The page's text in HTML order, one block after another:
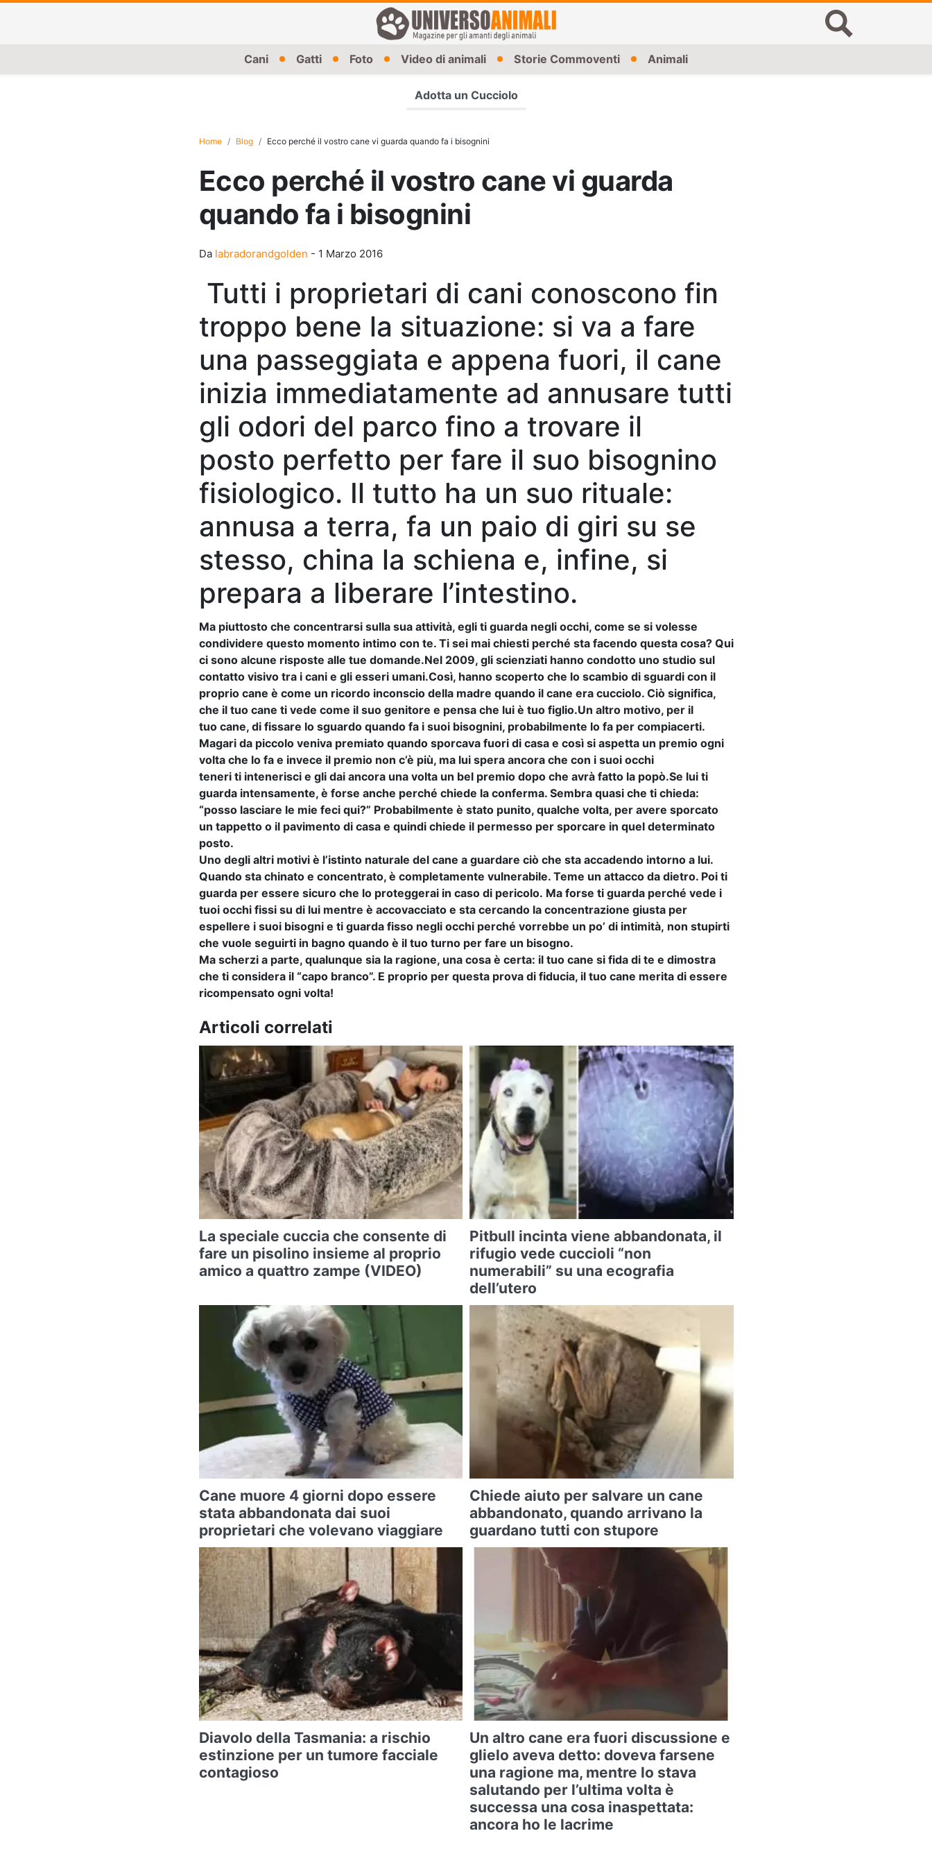
Cani Gatti Foto Video di animali Storie Commoventi Animali
Adotta un Cucciolo
Home Blog Ecco perché il vostro cane vi guarda quando fa i bisognini
Ecco perché il vostro cane vi guarda
quando fa i bisognini
Da labradorandgolden - 1 Marzo 2016
Tutti i proprietari di cani conoscono fin
troppo bene la situazione: si va a fare
una passeggiata e appena fuori, il cane
inizia immediatamente ad annusare tutti
gli odori del parco fino a trovare il
posto perfetto per fare il suo bisognino
fisiologico. Il tutto ha un suo rituale:
annusa a terra, fa un paio di giri su se
stesso, china la schiena e, infine, si
prepara a liberare l’intestino.
Ma piuttosto che concentrarsi sulla sua attività, egli ti guarda negli occhi, come se si volesse
condividere questo momento intimo con te. Ti sei mai chiesti perché sta facendo questa cosa? Qui
ci sono alcune risposte alle tue domande.Nel 2009, gli scienziati hanno condotto uno studio sul
contatto visivo tra i cani e gli esseri umani.Così, hanno scoperto che lo scambio di sguardi con il
proprio cane è come un ricordo inconscio della madre quando il cane era cucciolo. Ciò significa,
che il tuo cane ti vede come il suo genitore e pensa che lui è tuo figlio.Un altro motivo, per il
tuo cane, di fissare lo sguardo quando fa i suoi bisognini, probabilmente lo fa per compiacerti.
Magari da piccolo veniva premiato quando sporcava fuori di casa e così si aspetta un premio ogni
volta che lo fa e invece il premio non c’è più, ma lui spera ancora che con i suoi occhi
teneri ti intenerisci e gli dai ancora una volta un bel premio dopo che avrà fatto la popò.Se lui ti
guarda intensamente, è forse anche perché chiede la conferma. Sembra quasi che ti chieda:
“posso lasciare le mie feci qui?” Probabilmente è stato punito, qualche volta, per avere sporcato
un tappetto o il pavimento di casa e quindi chiede il permesso per sporcare in quel determinato
posto.
Uno degli altri motivi è l’istinto naturale del cane a guardare ciò che sta accadendo intorno a lui.
Quando sta chinato e concentrato, è completamente vulnerabile. Teme un attacco da dietro. Poi ti
guarda per essere sicuro che lo proteggerai in caso di pericolo. Ma forse ti guarda perché vede i
tuoi occhi fissi su di lui mentre è accovacciato e sta cercando la concentrazione giusta per
espellere i suoi bisogni e ti guarda fisso negli occhi perché vorrebbe un po’ di intimità, non stupirti
che vuole seguirti in bagno quando è il tuo turno per fare un bisogno.
Ma scherzi a parte, qualunque sia la ragione, una cosa è certa: il tuo cane si fida di te e dimostra
che ti considera il “capo branco”. E proprio per questa prova di fiducia, il tuo cane merita di essere
ricompensato ogni volta!
Articoli correlati
La speciale cuccia che consente di
fare un pisolino insieme al proprio
amico a quattro zampe (VIDEO)
Pitbull incinta viene abbandonata, il
rifugio vede cuccioli “non
numerabili” su una ecografia
dell’utero
Cane muore 4 giorni dopo essere
stata abbandonata dai suoi
proprietari che volevano viaggiare
Chiede aiuto per salvare un cane
abbandonato, quando arrivano la
guardano tutti con stupore
Diavolo della Tasmania: a rischio
estinzione per un tumore facciale
contagioso
Un altro cane era fuori discussione e
glielo aveva detto: doveva farsene
una ragione ma, mentre lo stava
salutando per l’ultima volta è
successa una cosa inaspettata:
ancora ho le lacrime